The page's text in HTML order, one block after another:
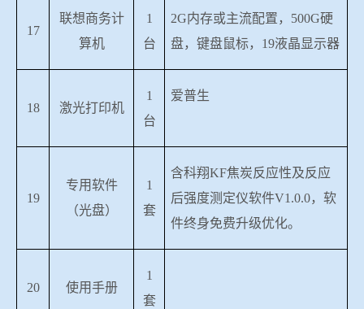
17
联想商务计
算机
1
台
2G内存或主流配置， 500G硬
盘，键盘鼠标， 19液晶显示器
18 激光打印机
1
台
爱普生
19
专用软件
（光盘）
1
套
含科翔KF焦炭反应性及反应
后强度测定仪软件V1.0.0，软
件终身免费升级优化。
20 使用手册
1
套